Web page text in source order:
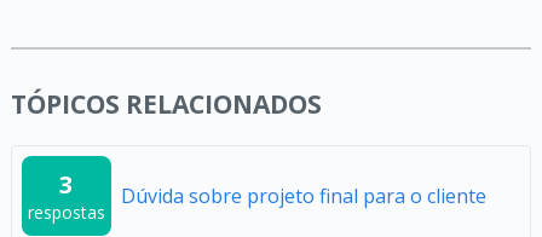
TÓPICOS RELACIONADOS
3
respostas
Dúvida sobre projeto final para o cliente